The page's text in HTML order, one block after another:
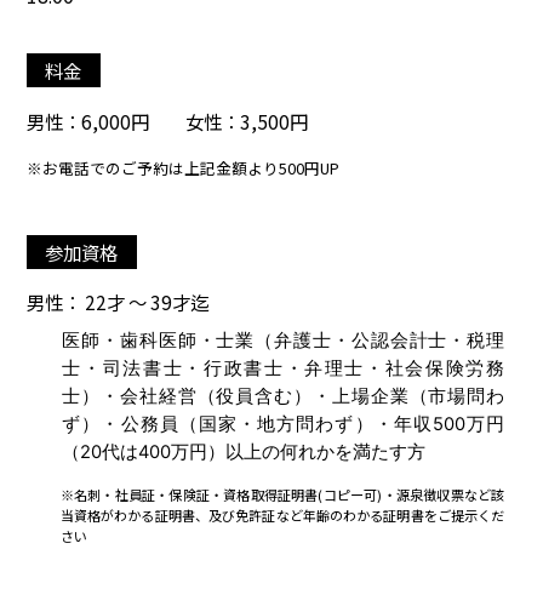
料金
男性：6,000円 女性：3,500円
※お電話でのご予約は上記金額より500円UP
参加資格
男性： 22才 ～ 39才迄
医師・歯科医師・士業（弁護士・公認会計士・税理
士・司法書士・行政書士・弁理士・社会保険労務
士）・会社経営（役員含む）・上場企業（市場問わ
ず）・公務員（国家・地方問わず）・年収500万円
（20代は400万円）以上の何れかを満たす方
※名刺・社員証・保険証・資格取得証明書(コピー可)・源泉徴収票など該
当資格がわかる証明書、及び免許証など年齢のわかる証明書をご提示くだ
さい